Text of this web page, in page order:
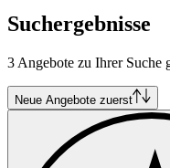
Suchergebnisse
3 Angebote zu Ihrer Suche
Neue Angebote zuerst